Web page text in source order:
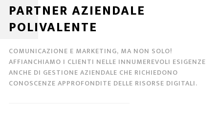
PARTNER AZIENDALE
POLIVALENTE
COMUNICAZIONE E MARKETING, MA NON SOLO!
AFFIANCHIAMO I CLIENTI NELLE INNUMEREVOLI ESIGENZE
ANCHE DI GESTIONE AZIENDALE CHE RICHIEDONO
CONOSCENZE APPROFONDITE DELLE RISORSE DIGITALI.